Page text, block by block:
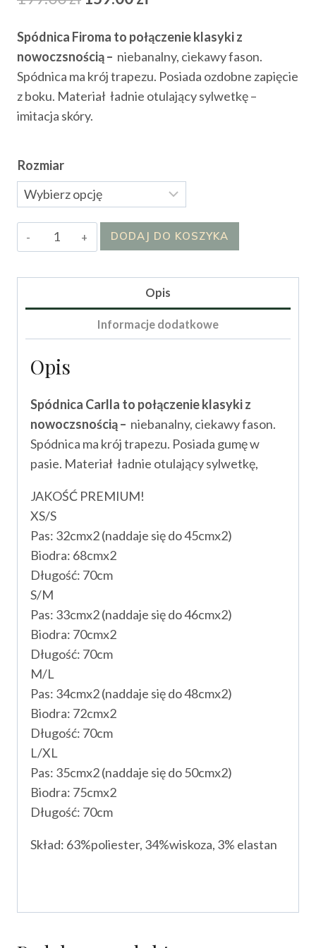
wynosiła:
199.00 zł.
wynosi:
159.00 zł.
Spódnica Firoma to połączenie klasyki z
nowoczsnością – niebanalny, ciekawy fason.
Spódnica ma krój trapezu. Posiada ozdobne zapięcie
z boku. Materiał ładnie otulający sylwetkę –
imitacja skóry.
Rozmiar
ilość
Spódnica
DODAJ DO KOSZYKA
Opis
Informacje dodatkowe
Opis
Spódnica Carlla to połączenie klasyki z
nowoczsnością – niebanalny, ciekawy fason.
Spódnica ma krój trapezu. Posiada gumę w
pasie. Materiał ładnie otulający sylwetkę,
JAKOŚĆ PREMIUM!
XS/S
Pas: 32cmx2 (naddaje się do 45cmx2)
Biodra: 68cmx2
Długość: 70cm
S/M
Pas: 33cmx2 (naddaje się do 46cmx2)
Biodra: 70cmx2
Długość: 70cm
M/L
Pas: 34cmx2 (naddaje się do 48cmx2)
Biodra: 72cmx2
Długość: 70cm
L/XL
Pas: 35cmx2 (naddaje się do 50cmx2)
Biodra: 75cmx2
Długość: 70cm
Skład: 63%poliester, 34%wiskoza, 3% elastan